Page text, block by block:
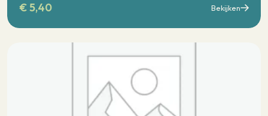
€5,40 Bekijken